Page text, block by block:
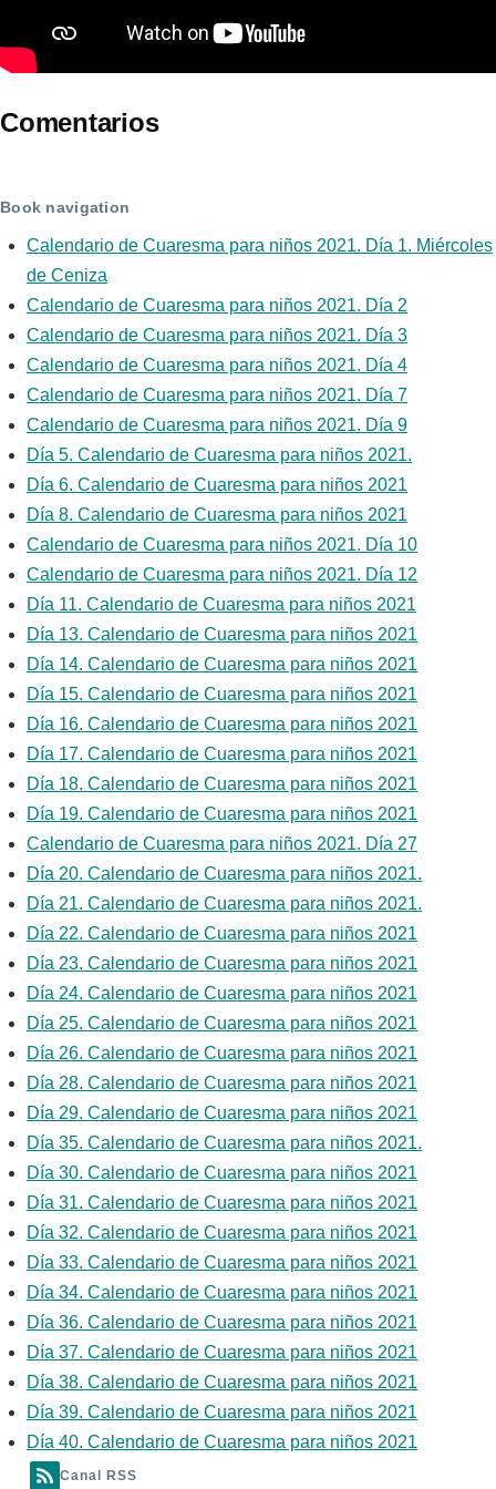
Comentarios
Book navigation
Calendario de Cuaresma para niños 2021. Día 1. Miércoles
de Ceniza
Calendario de Cuaresma para niños 2021. Día 2
Calendario de Cuaresma para niños 2021. Día 3
Calendario de Cuaresma para niños 2021. Día 4
Calendario de Cuaresma para niños 2021. Día 7
Calendario de Cuaresma para niños 2021. Día 9
Día 5. Calendario de Cuaresma para niños 2021.
Día 6. Calendario de Cuaresma para niños 2021
Día 8. Calendario de Cuaresma para niños 2021
Calendario de Cuaresma para niños 2021. Día 10
Calendario de Cuaresma para niños 2021. Día 12
Día 11. Calendario de Cuaresma para niños 2021
Día 13. Calendario de Cuaresma para niños 2021
Día 14. Calendario de Cuaresma para niños 2021
Día 15. Calendario de Cuaresma para niños 2021
Día 16. Calendario de Cuaresma para niños 2021
Día 17. Calendario de Cuaresma para niños 2021
Día 18. Calendario de Cuaresma para niños 2021
Día 19. Calendario de Cuaresma para niños 2021
Calendario de Cuaresma para niños 2021. Día 27
Día 20. Calendario de Cuaresma para niños 2021.
Día 21. Calendario de Cuaresma para niños 2021.
Día 22. Calendario de Cuaresma para niños 2021
Día 23. Calendario de Cuaresma para niños 2021
Día 24. Calendario de Cuaresma para niños 2021
Día 25. Calendario de Cuaresma para niños 2021
Día 26. Calendario de Cuaresma para niños 2021
Día 28. Calendario de Cuaresma para niños 2021
Día 29. Calendario de Cuaresma para niños 2021
Día 35. Calendario de Cuaresma para niños 2021.
Día 30. Calendario de Cuaresma para niños 2021
Día 31. Calendario de Cuaresma para niños 2021
Día 32. Calendario de Cuaresma para niños 2021
Día 33. Calendario de Cuaresma para niños 2021
Día 34. Calendario de Cuaresma para niños 2021
Día 36. Calendario de Cuaresma para niños 2021
Día 37. Calendario de Cuaresma para niños 2021
Día 38. Calendario de Cuaresma para niños 2021
Día 39. Calendario de Cuaresma para niños 2021
Día 40. Calendario de Cuaresma para niños 2021
Canal RSS